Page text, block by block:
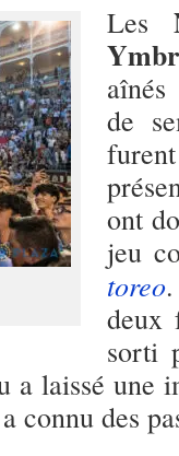
Les
de
ont
jeu
toreo
deux
sorti
laissé une
connu des